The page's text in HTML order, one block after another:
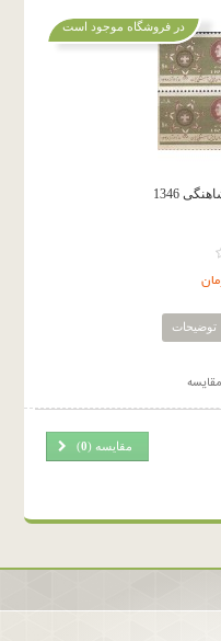
1346
توضیحات
در فروشگاه موجود است
مقایسه (0
)